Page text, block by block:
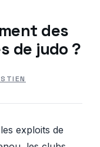
des
de judo ?
exploits de